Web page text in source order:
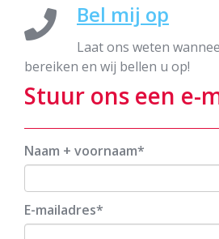
Bel mij op
Laat ons weten
bereiken en wij bellen u op!
Stuur ons een e-
Naam + voornaam
E-mailadres